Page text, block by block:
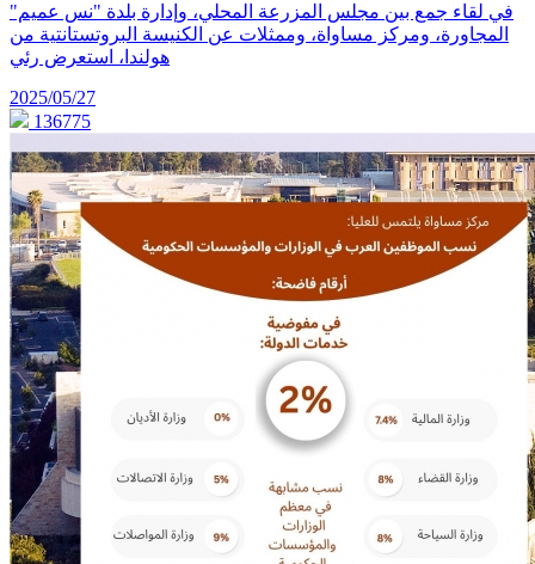
في لقاء جمع بين مجلس المزرعة المحلي، وإدارة بلدة "نس عميم"
المجاورة، ومركز مساواة، وممثلات عن الكنيسة البروتستانتية من
هولندا، استعرض رئي
2025/05/27
136775